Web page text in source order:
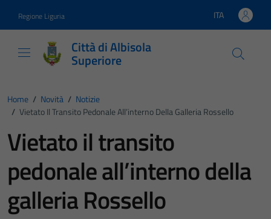
Regione Liguria Lingua attiva:
ITA
Città di Albisola
Superiore
Home / Novità / Notizie
/ Vietato Il Transito Pedonale All’interno Della Galleria Rossello
Vietato il transito
pedonale all’interno della
galleria Rossello